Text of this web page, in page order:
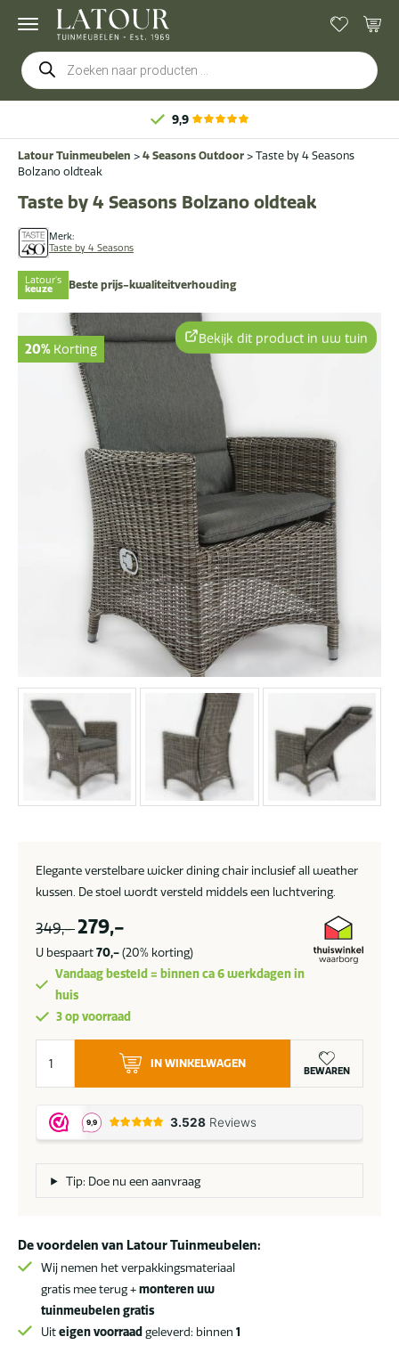
Producten
zoeken
9,9
Latour Tuinmeubelen > 4 Seasons Outdoor > Taste by 4 Seasons
Bolzano oldteak
Merk:
Taste by 4 Seasons
Taste by 4 Seasons Bolzano oldteak
Latour's
keuze Beste prijs-kwaliteitverhouding
20% Korting
Bekijk dit product in uw tuin
Elegante verstelbare wicker dining chair inclusief all weather
kussen. De stoel wordt versteld middels een luchtvering.
349,- 279,-
U bespaart70,-(20% korting)
Vandaag besteld = binnen ca 6 werkdagen in
huis
3 op voorraad
4
Seasons
Bolzano
aantal
IN WINKELWAGEN
BEWAREN
Tip: Doe nu een aanvraag
De voordelen van Latour Tuinmeubelen:
Wij nemen het verpakkingsmateriaal
gratis mee terug +monteren uw
tuinmeubelen gratis
Uiteigen voorraad geleverd: binnen 1